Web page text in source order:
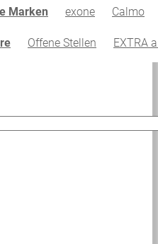
Marken exone Calmo
Offene Stellen EXTRA